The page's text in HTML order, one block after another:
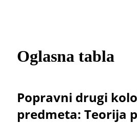
Oglasna tabla
Popravni drugi
predmeta: Teorija